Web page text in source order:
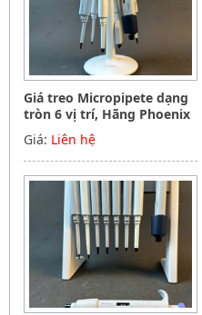
Giá treo Micropipete dạng
tròn 6 vị trí, Hãng Phoenix
instrument Germany
Giá: Liên hệ